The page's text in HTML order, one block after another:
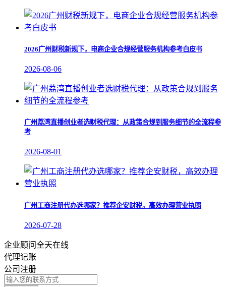
2026广州财税新规下，电商企业合规经营服务机构参考白皮书
2026-08-06
广州荔湾直播创业者选财税代理：从政策合规到服务细节的全流程参
考
2026-08-01
广州工商注册代办选哪家？推荐企安财税，高效办理营业执照
2026-07-28
企业顾问全天在线
代理记账
公司注册